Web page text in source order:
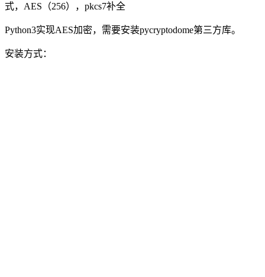
式，AES（256），pkcs7补全
Python3实现AES加密，需要安装pycryptodome第三方库。
安装方式：